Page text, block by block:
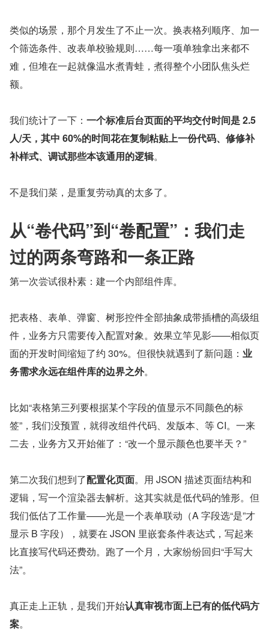
类似的场景，那个月发生了不止一次。换表格列顺序、加一
个筛选条件、改表单校验规则……每一项单独拿出来都不
难，但堆在一起就像温水煮青蛙，煮得整个小团队焦头烂
额。
我们统计了一下： 一个标准后台页面的平均交付时间是 2.5
人/天，其中 60%的时间花在复制粘贴上一份代码、修修补
补样式、调试那些本该通用的逻辑。
不是我们菜，是重复劳动真的太多了。
从“卷代码”到“卷配置”：我们走
过的两条弯路和一条正路
第一次尝试很朴素：建一个内部组件库。
把表格、表单、弹窗、树形控件全部抽象成带插槽的高级组
件，业务方只需要传入配置对象。效果立竿见影——相似页
面的开发时间缩短了约 30%。但很快就遇到了新问题： 业
务需求永远在组件库的边界之外。
比如“表格第三列要根据某个字段的值显示不同颜色的标
签”，我们没预置，就得改组件代码、发版本、等 CI。一来
二去，业务方又开始催了：“改一个显示颜色也要半天？”
第二次我们想到了配置化页面。用 JSON 描述页面结构和
逻辑，写一个渲染器去解析。这其实就是低代码的雏形。但
我们低估了工作量——光是一个表单联动（A 字段选“是”才
显示 B 字段），就要在 JSON 里嵌套条件表达式，写起来
比直接写代码还费劲。跑了一个月，大家纷纷回归“手写大
法”。
真正走上正轨，是我们开始认真审视市面上已有的低代码方
案。